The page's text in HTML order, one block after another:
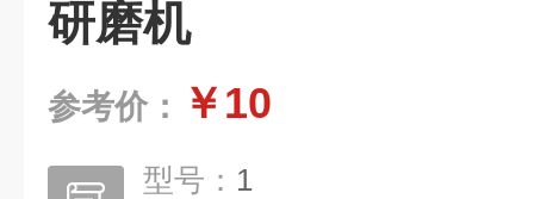
研磨机
参考价： ￥10
型号： 1